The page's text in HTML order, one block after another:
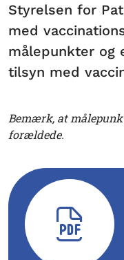
Styrelsen for
med
målepunkter og
tilsyn med
Bemærk, at
forældede.